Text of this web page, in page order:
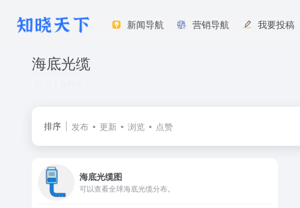
新闻导航 营销导航 我要投稿
海底光缆
排序 发布 更新 浏览 点赞
海底光缆图
可以查看全球海底光缆分布。